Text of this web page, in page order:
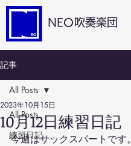
NEO吹奏楽団
記事
All Posts
練習日記
All Posts
10月12日練習日記
2023年10月15日
今週はサックスパートです。